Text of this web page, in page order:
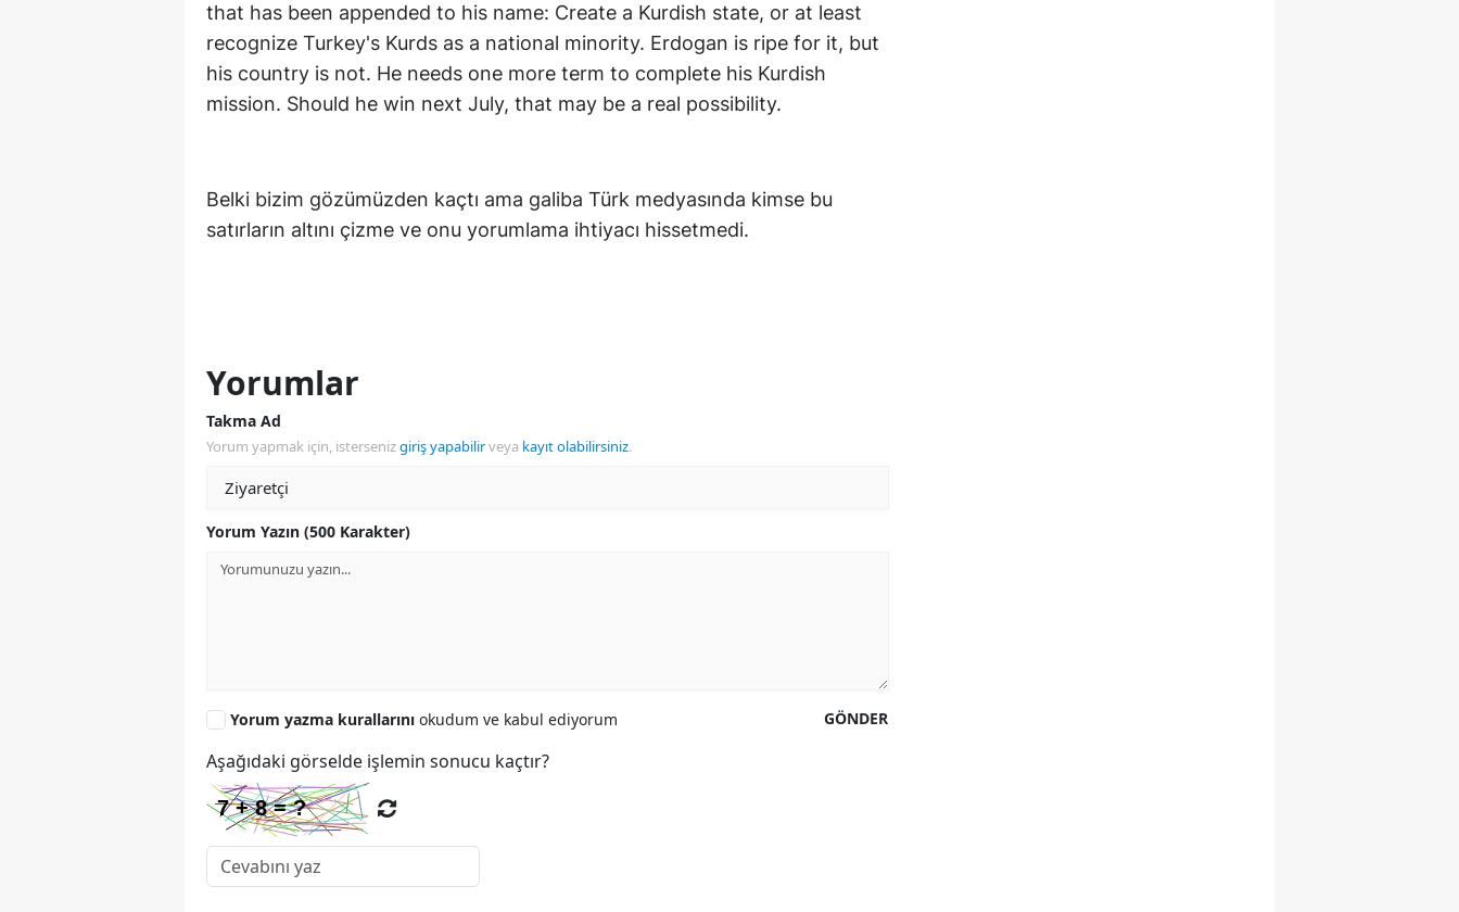
that has been appended to his name: Create a Kurdish state, or at least
recognize Turkey's Kurds as a national minority. Erdogan is ripe for it, but
his country is not. He needs one more term to complete his Kurdish
mission. Should he win next July, that may be a real possibility.
Belki bizim gözümüzden kaçtı ama galiba Türk medyasında kimse bu
satırların altını çizme ve onu yorumlama ihtiyacı hissetmedi.
Yorumlar
Takma Ad
Yorum yapmak için, istersenizgiriş yapabilirveya kayıt olabilirsiniz.
Yorum Yazın (500 Karakter)
GÖNDER
Yorum yazma kurallarını okudum ve kabul ediyorum
Aşağıdaki görselde işlemin sonucu kaçtır?